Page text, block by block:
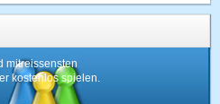
mitreissensten
kostenlos spielen.